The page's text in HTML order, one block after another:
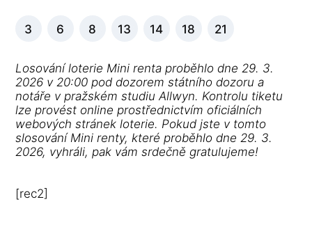
3 6 8 13 14 18 21
Losování loterie Mini renta proběhlo dne 29. 3.
2026 v 20:00 pod dozorem státního dozoru a
notáře v pražském studiu Allwyn. Kontrolu tiketu
lze provést online prostřednictvím oficiálních
webových stránek loterie. Pokud jste v tomto
slosování Mini renty, které proběhlo dne 29. 3.
2026, vyhráli, pak vám srdečně gratulujeme!
[rec2]